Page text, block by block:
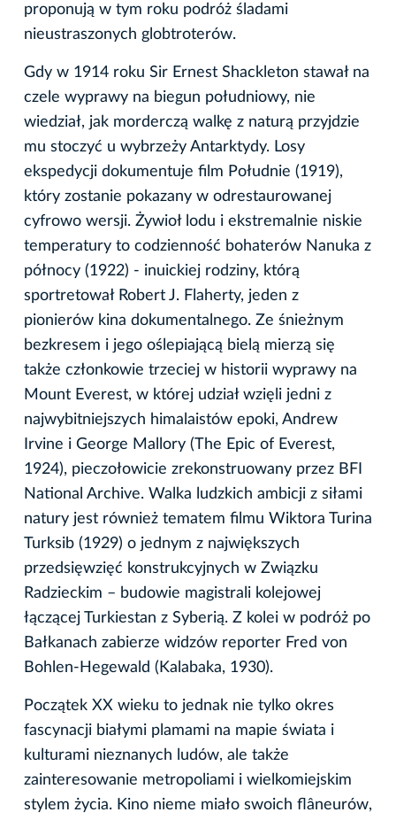
proponują w tym roku podróż śladami
nieustraszonych globtroterów.
Gdy w 1914 roku Sir Ernest Shackleton stawał na
czele wyprawy na biegun południowy, nie
wiedział, jak morderczą walkę z naturą przyjdzie
mu stoczyć u wybrzeży Antarktydy. Losy
ekspedycji dokumentuje film Południe (1919),
który zostanie pokazany w odrestaurowanej
cyfrowo wersji. Żywioł lodu i ekstremalnie niskie
temperatury to codzienność bohaterów Nanuka z
północy (1922) - inuickiej rodziny, którą
sportretował Robert J. Flaherty, jeden z
pionierów kina dokumentalnego. Ze śnieżnym
bezkresem i jego oślepiającą bielą mierzą się
także członkowie trzeciej w historii wyprawy na
Mount Everest, w której udział wzięli jedni z
najwybitniejszych himalaistów epoki, Andrew
Irvine i George Mallory (The Epic of Everest,
1924), pieczołowicie zrekonstruowany przez BFI
National Archive. Walka ludzkich ambicji z siłami
natury jest również tematem filmu Wiktora Turina
Turksib (1929) o jednym z największych
przedsięwzięć konstrukcyjnych w Związku
Radzieckim – budowie magistrali kolejowej
łączącej Turkiestan z Syberią. Z kolei w podróż po
Bałkanach zabierze widzów reporter Fred von
Bohlen-Hegewald (Kalabaka, 1930).
Początek XX wieku to jednak nie tylko okres
fascynacji białymi plamami na mapie świata i
kulturami nieznanych ludów, ale także
zainteresowanie metropoliami i wielkomiejskim
stylem życia. Kino nieme miało swoich flâneurów,